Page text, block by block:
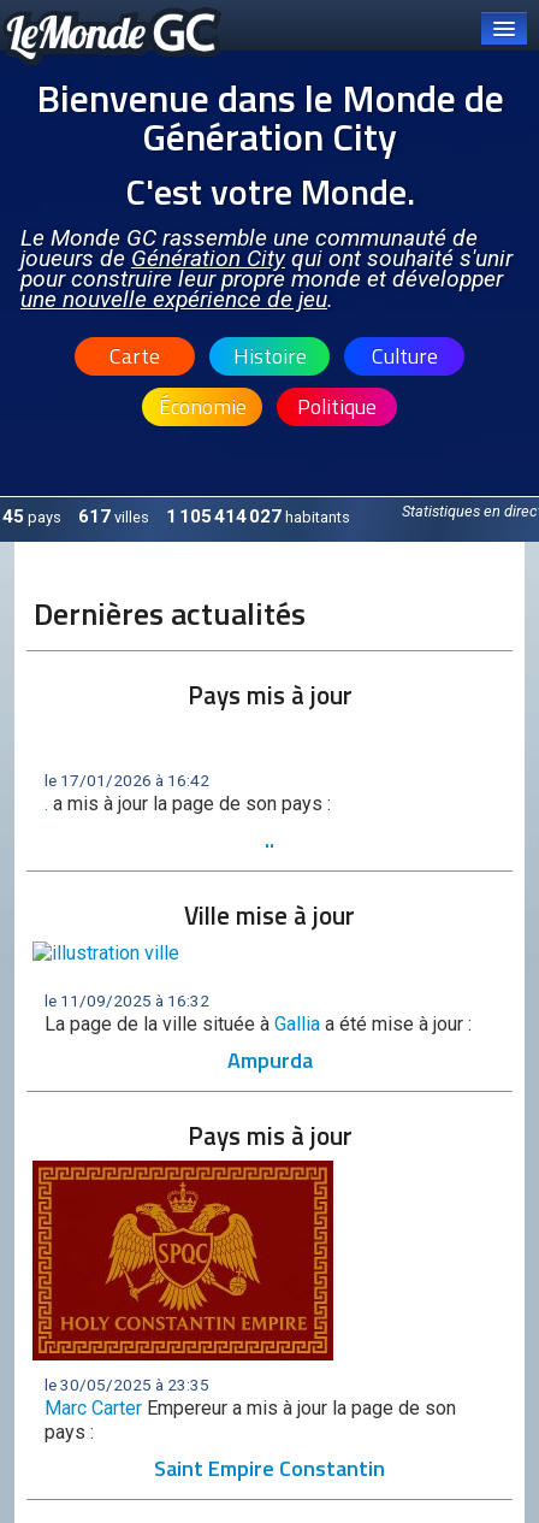
Connexion
Carte et pays
Organisations
À PROPOS DE L'OCGC
Présentation de l'OCGC
ORGANES DE L'OCGC
Conseil de l'OCGC
Histoire
Politique
Génération City
L'UNIVERS GC
Le forum
Discord
CONTRIBUER
GitHub
Bienvenue dans le Monde de
Génération City
C'est votre Monde.
Le Monde GC rassemble une communauté de
joueurs de Génération Cityqui ont souhaité s'unir
pour construire leur propre monde et développer
une nouvelle expérience de jeu.
Carte Histoire
Culture
Économie
Politique
Statistiques en
45 pays 617 villes 1 105 414 027 habitants
Dernières actualités
Pays mis à jour
le 17/01/2026 à 16:42
. a mis à jour la page de son pays :
..
Ville mise à jour
le 11/09/2025 à 16:32
La page de la ville située à Gallia a été mise à jour :
Ampurda
Pays mis à jour
le 30/05/2025 à 23:35
Marc Carter Empereur a mis à jour la page de son
pays :
Saint Empire Constantin